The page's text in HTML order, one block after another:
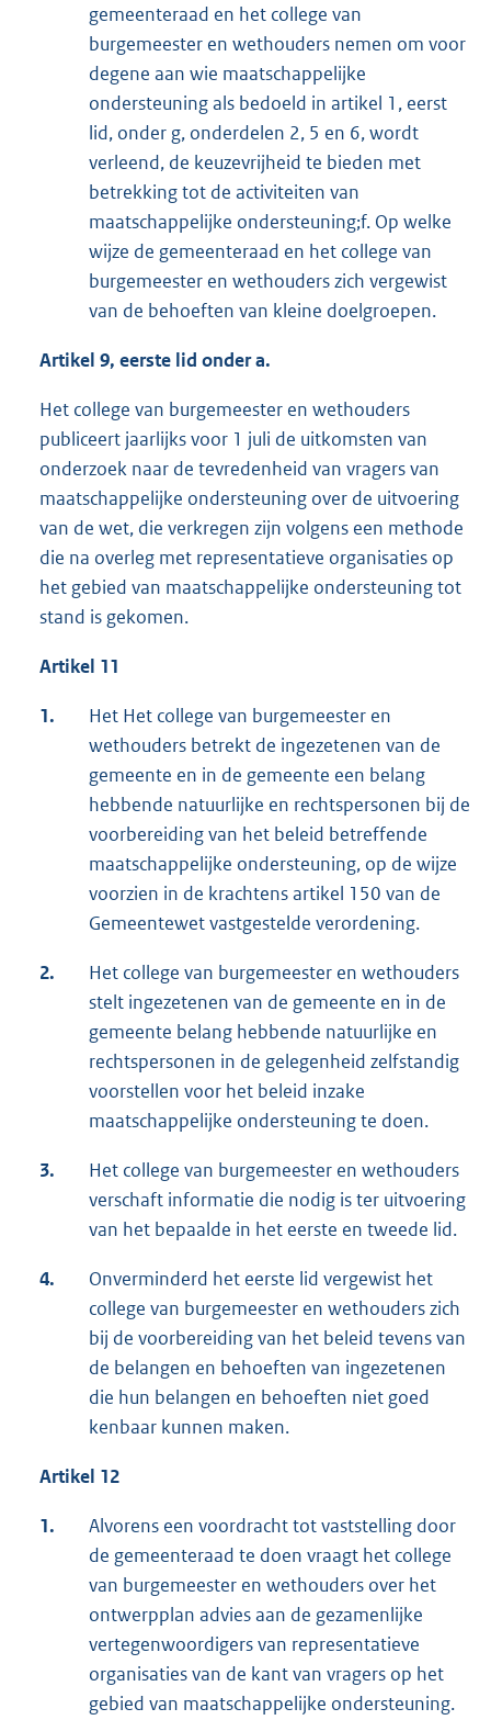
gemeenteraad en het college van
burgemeester en wethouders nemen om voor
degene aan wie maatschappelijke
ondersteuning als bedoeld in artikel 1, eerst
lid, onder g, onderdelen 2, 5 en 6, wordt
verleend, de keuzevrijheid te bieden met
betrekking tot de activiteiten van
maatschappelijke ondersteuning;f. Op welke
wijze de gemeenteraad en het college van
burgemeester en wethouders zich vergewist
van de behoeften van kleine doelgroepen.
Artikel 9, eerste lid onder a.
Het college van burgemeester en wethouders
publiceert jaarlijks voor 1 juli de uitkomsten van
onderzoek naar de tevredenheid van vragers van
maatschappelijke ondersteuning over de uitvoering
van de wet, die verkregen zijn volgens een methode
die na overleg met representatieve organisaties op
het gebied van maatschappelijke ondersteuning tot
stand is gekomen.
Artikel 11
1.
Het Het college van burgemeester en
wethouders betrekt de ingezetenen van de
gemeente en in de gemeente een belang
hebbende natuurlijke en rechtspersonen bij de
voorbereiding van het beleid betreffende
maatschappelijke ondersteuning, op de wijze
voorzien in de krachtens artikel 150 van de
Gemeentewet vastgestelde verordening.
2.
Het college van burgemeester en wethouders
stelt ingezetenen van de gemeente en in de
gemeente belang hebbende natuurlijke en
rechtspersonen in de gelegenheid zelfstandig
voorstellen voor het beleid inzake
maatschappelijke ondersteuning te doen.
3.
Het college van burgemeester en wethouders
verschaft informatie die nodig is ter uitvoering
van het bepaalde in het eerste en tweede lid.
4.
Onverminderd het eerste lid vergewist het
college van burgemeester en wethouders zich
bij de voorbereiding van het beleid tevens van
de belangen en behoeften van ingezetenen
die hun belangen en behoeften niet goed
kenbaar kunnen maken.
Artikel 12
1.
Alvorens een voordracht tot vaststelling door
de gemeenteraad te doen vraagt het college
van burgemeester en wethouders over het
ontwerpplan advies aan de gezamenlijke
vertegenwoordigers van representatieve
organisaties van de kant van vragers op het
gebied van maatschappelijke ondersteuning.